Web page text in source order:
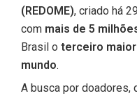
(REDOME), criado há
com mais de 5
Brasil o terceiro
mundo.
A busca por doadores,